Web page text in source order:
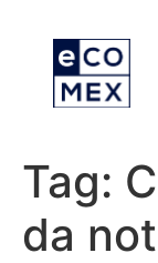
Tag:
da